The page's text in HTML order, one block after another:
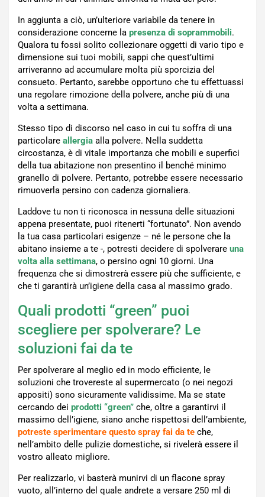
In aggiunta a ciò, un’ulteriore variabile da tenere in
considerazione concerne la presenza di soprammobili.
Qualora tu fossi solito collezionare oggetti di vario tipo e
dimensione sui tuoi mobili, sappi che quest’ultimi
arriveranno ad accumulare molta più sporcizia del
consueto. Pertanto, sarebbe opportuno che tu effettuassi
una regolare rimozione della polvere, anche più di una
volta a settimana.
Stesso tipo di discorso nel caso in cui tu soffra di una
particolare allergia alla polvere. Nella suddetta
circostanza, è di vitale importanza che mobili e superfici
della tua abitazione non presentino il benché minimo
granello di polvere. Pertanto, potrebbe essere necessario
rimuoverla persino con cadenza giornaliera.
Laddove tu non ti riconosca in nessuna delle situazioni
appena presentate, puoi ritenerti “fortunato”. Non avendo
la tua casa particolari esigenze – né le persone che la
abitano insieme a te -, potresti decidere di spolverare una
volta alla settimana, o persino ogni 10 giorni. Una
frequenza che si dimostrerà essere più che sufficiente, e
che ti garantirà un’igiene della casa al massimo grado.
Quali prodotti “green” puoi
scegliere per spolverare? Le
soluzioni fai da te
Per spolverare al meglio ed in modo efficiente, le
soluzioni che trovereste al supermercato (o nei negozi
appositi) sono sicuramente validissime. Ma se state
cercando dei prodotti “green” che, oltre a garantirvi il
massimo dell’igiene, siano anche rispettosi dell’ambiente,
potreste sperimentare questo spray fai da te che,
nell’ambito delle pulizie domestiche, si rivelerà essere il
vostro alleato migliore.
Per realizzarlo, vi basterà munirvi di un flacone spray
vuoto, all’interno del quale andrete a versare 250 ml di